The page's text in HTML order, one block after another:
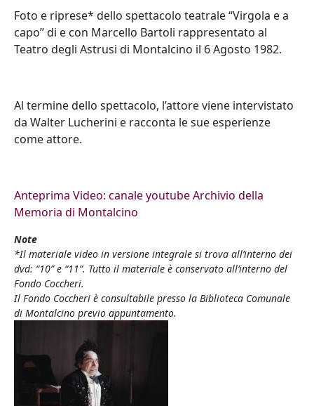
Foto e riprese* dello spettacolo teatrale “Virgola e a
capo” di e con Marcello Bartoli rappresentato al
Teatro degli Astrusi di Montalcino il 6 Agosto 1982.
Al termine dello spettacolo, l’attore viene intervistato
da Walter Lucherini e racconta le sue esperienze
come attore.
Anteprima Video: canale youtube Archivio della
Memoria di Montalcino
Note
*Il materiale video in versione integrale si trova all’interno dei
dvd: “10” e “11”. Tutto il materiale è conservato all’interno del
Fondo Coccheri.
Il Fondo Coccheri è consultabile presso la Biblioteca Comunale
di Montalcino previo appuntamento.